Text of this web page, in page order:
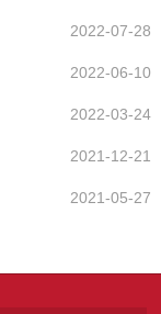
2022-07-28
2022-06-10
2022-03-24
2021-12-21
2021-05-27